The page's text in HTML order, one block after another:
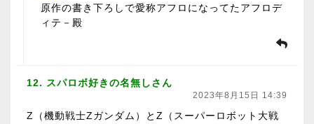
原作の書き下ろしで愛称アフロになってたアフロデ
ィテ－殿
12. スパロボ好きの名無しさん
2023年8月15日 14:39
Ζ（機動戦士Ζガンダム）とZ（スーパーロボット大戦